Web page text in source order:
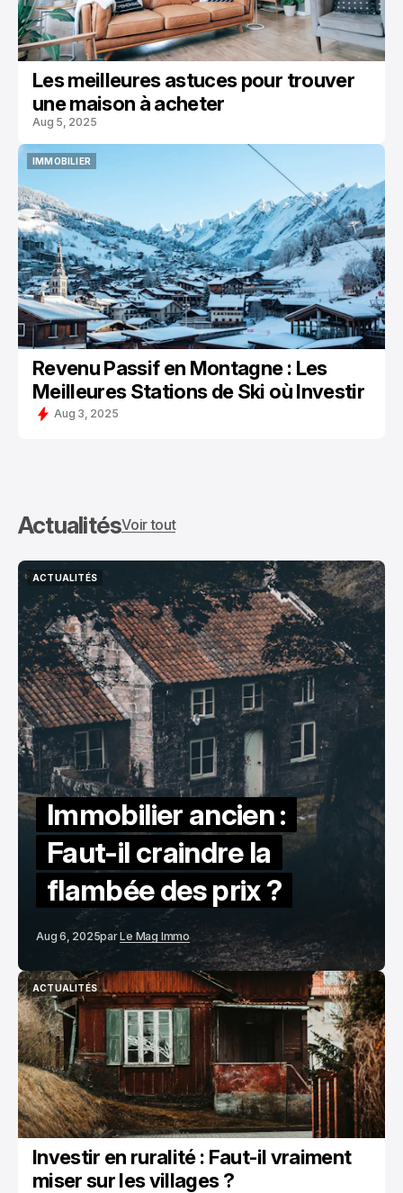
Les meilleures astuces pour trouver
une maison à acheter
Aug 5, 2025
IMMOBILIER
Revenu Passif en Montagne : Les
Meilleures Stations de Ski où Investir
Aug 3, 2025
ActualitésVoir tout
ACTUALITÉS
ACTUALITÉS
Immobilier ancien :
Faut-il craindre la
flambée des prix ?
Aug 6, 2025parLe Mag Immo
ACTUALITÉS
ACTUALITÉS
Investir en ruralité : Faut-il vraiment
miser sur les villages ?